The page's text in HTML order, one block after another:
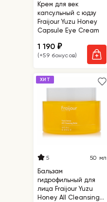
Крем для век
капсульный с юдзу
Fraijour Yuzu Honey
Capsule Eye Cream
1 190₽
(+59 бонусов)
ХИТ
5 50 мл
Бальзам
гидрофильный для
лица Fraijour Yuzu
Honey All Cleansing